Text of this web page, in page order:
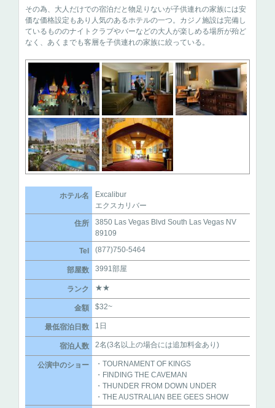
その為、大人だけでの宿泊だと物足りないが子供連れの家族には安
価な価格設定もあり人気のあるホテルの一つ。カジノ施設は完備し
ているもののナイトクラブやバーなどの大人が楽しめる場所が殆ど
なく、あくまでも客層を子供連れの家族に絞っている。
ホテル名
Excalibur
エクスカリバー
住所
3850 Las Vegas Blvd South Las Vegas NV
89109
Tel (877)750-5464
部屋数 3991部屋
ランク ★★
金額 $32~
最低宿泊日数 1日
宿泊人数 2名(3名以上の場合には追加料金あり)
公演中のショー
・TOURNAMENT OF KINGS
・FINDING THE CAVEMAN
・THUNDER FROM DOWN UNDER
・THE AUSTRALIAN BEE GEES SHOW